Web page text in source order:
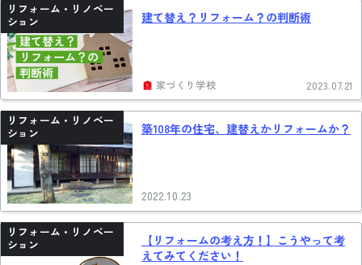
リフォーム・リノベー
ション
建て替え？リフォーム？の判断術
家づくり学校 2023.07.21
リフォーム・リノベー
ション
築108年の住宅、建替えかリフォームか？
2022.10.23
リフォーム・リノベー
ション
【リフォームの考え方！】こうやって考
えてみてください！